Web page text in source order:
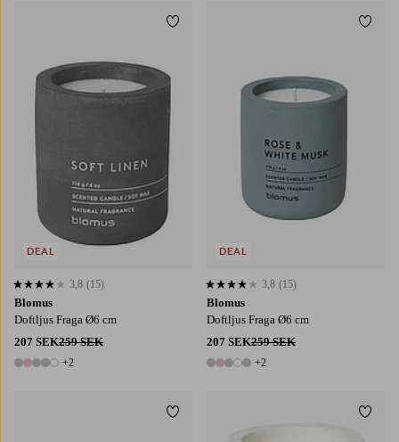
Blomus
Doftljus Fraga Ø6 cm
207 SEK259 SEK
7 färger
+2
3,8 baserat på 15 st betyg
3,8 (15)
DEAL
Lägg till i favoriter
Blomus
Doftljus Fraga Ø6 cm
207 SEK259 SEK
7 färger
+2
3,8 baserat på 15 st betyg
3,8 (15)
DEAL
Lägg till i favoriter